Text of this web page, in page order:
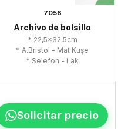
7056
Archivo de bolsillo
* 22,5x32,5cm
* A.Bristol - Mat Kuşe
* Selefon - Lak
Solicitar precio